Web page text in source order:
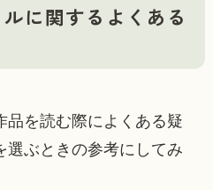
に関するよくある
品を読む際によくある疑
選ぶときの参考にしてみ